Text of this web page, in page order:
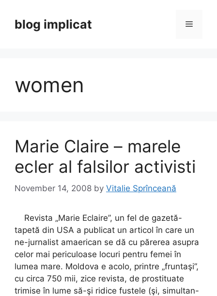
contentblog implicat Menu
women
Marie Claire – marele
ecler al falsilor activisti
November 14, 2008 by Vitalie Sprînceană
Revista „Marie Eclaire”, un fel de gazetă-
tapetă din USA a publicat un articol în care un
ne-jurnalist amaerican se dă cu părerea asupra
celor mai periculoase locuri pentru femei în
lumea mare. Moldova e acolo, printre „fruntaşi”,
cu circa 750 mii, zice revista, de prostituate
trimise în lume să-şi ridice fustele (şi, simultan-